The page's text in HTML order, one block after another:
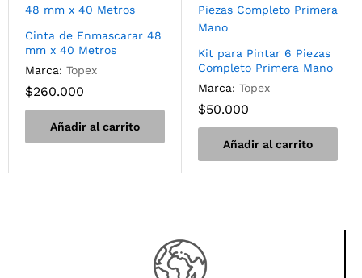
Cinta de Enmascarar 48
mm x 40 Metros
Marca: Topex
$260.000
Añadir al carrito
Kit para Pintar 6 Piezas
Completo Primera Mano
Marca: Topex
$50.000
Añadir al carrito